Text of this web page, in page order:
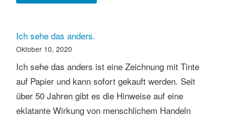
in
Ich sehe das anders.
Oktober 10, 2020
Ich sehe das anders ist eine Zeichnung mit Tinte
auf Papier und kann sofort gekauft werden. Seit
über 50 Jahren gibt es die Hinweise auf eine
eklatante Wirkung von menschlichem Handeln